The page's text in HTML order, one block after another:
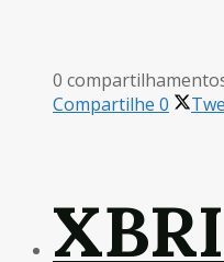
0
Compartilhe 0